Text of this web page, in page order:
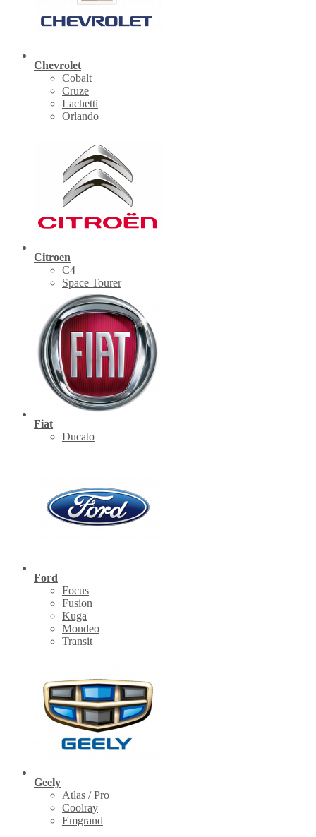
Chevrolet
Cobalt
Cruze
Lachetti
Orlando
Citroen
C4
Space Tourer
Fiat
Ducato
Ford
Focus
Fusion
Kuga
Mondeo
Transit
Geely
Atlas / Pro
Coolray
Emgrand